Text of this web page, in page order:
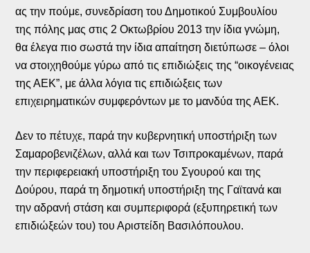
ας την πούμε, συνεδρίαση του Δημοτικού Συμβουλίου
της πόλης μας στις 2 Οκτωβρίου 2013 την ίδια γνώμη,
θα έλεγα πιο σωστά την ίδια απαίτηση διετύπωσε – όλοι
να στοιχηθούμε γύρω από τις επιδιώξεις της “οικογένειας
της ΑΕΚ”, με άλλα λόγια τις επιδιώξεις των
επιχειρηματικών συμφερόντων με το μανδύα της ΑΕΚ.
Δεν το πέτυχε, παρά την κυβερνητική υποστήριξη των
Σαμαροβενιζέλων, αλλά και των Τσιπροκαμένων, παρά
την περιφερειακή υποστήριξη του Σγουρού και της
Δούρου, παρά τη δημοτική υποστήριξη της Γαϊτανά και
την αδρανή στάση και συμπεριφορά (εξυπηρετική των
επιδιώξεών του) του Αριστείδη Βασιλόπουλου.